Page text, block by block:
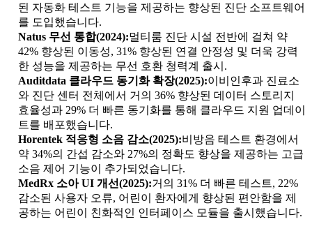
된 자동화 테스트 기능을 제공하는 향상된 진단 소프트웨어
를 도입했습니다.
Natus 무선 통합(2024):멀티룸 진단 시설 전반에 걸쳐 약
42% 향상된 이동성, 31% 향상된 연결 안정성 및 더욱 강력
한 성능을 제공하는 무선 호환 청력계 출시.
Auditdata 클라우드 동기화 확장(2025):이비인후과 진료소
와 진단 센터 전체에서 거의 36% 향상된 데이터 스토리지
효율성과 29% 더 빠른 동기화를 통해 클라우드 지원 업데이
트를 배포했습니다.
Horentek 적응형 소음 감소(2025):비방음 테스트 환경에서
약 34%의 간섭 감소와 27%의 정확도 향상을 제공하는 고급
소음 제어 기능이 추가되었습니다.
MedRx 소아 UI 개선(2025):거의 31% 더 빠른 테스트, 22%
감소된 사용자 오류, 어린이 환자에게 향상된 편안함을 제
공하는 어린이 친화적인 인터페이스 모듈을 출시했습니다.